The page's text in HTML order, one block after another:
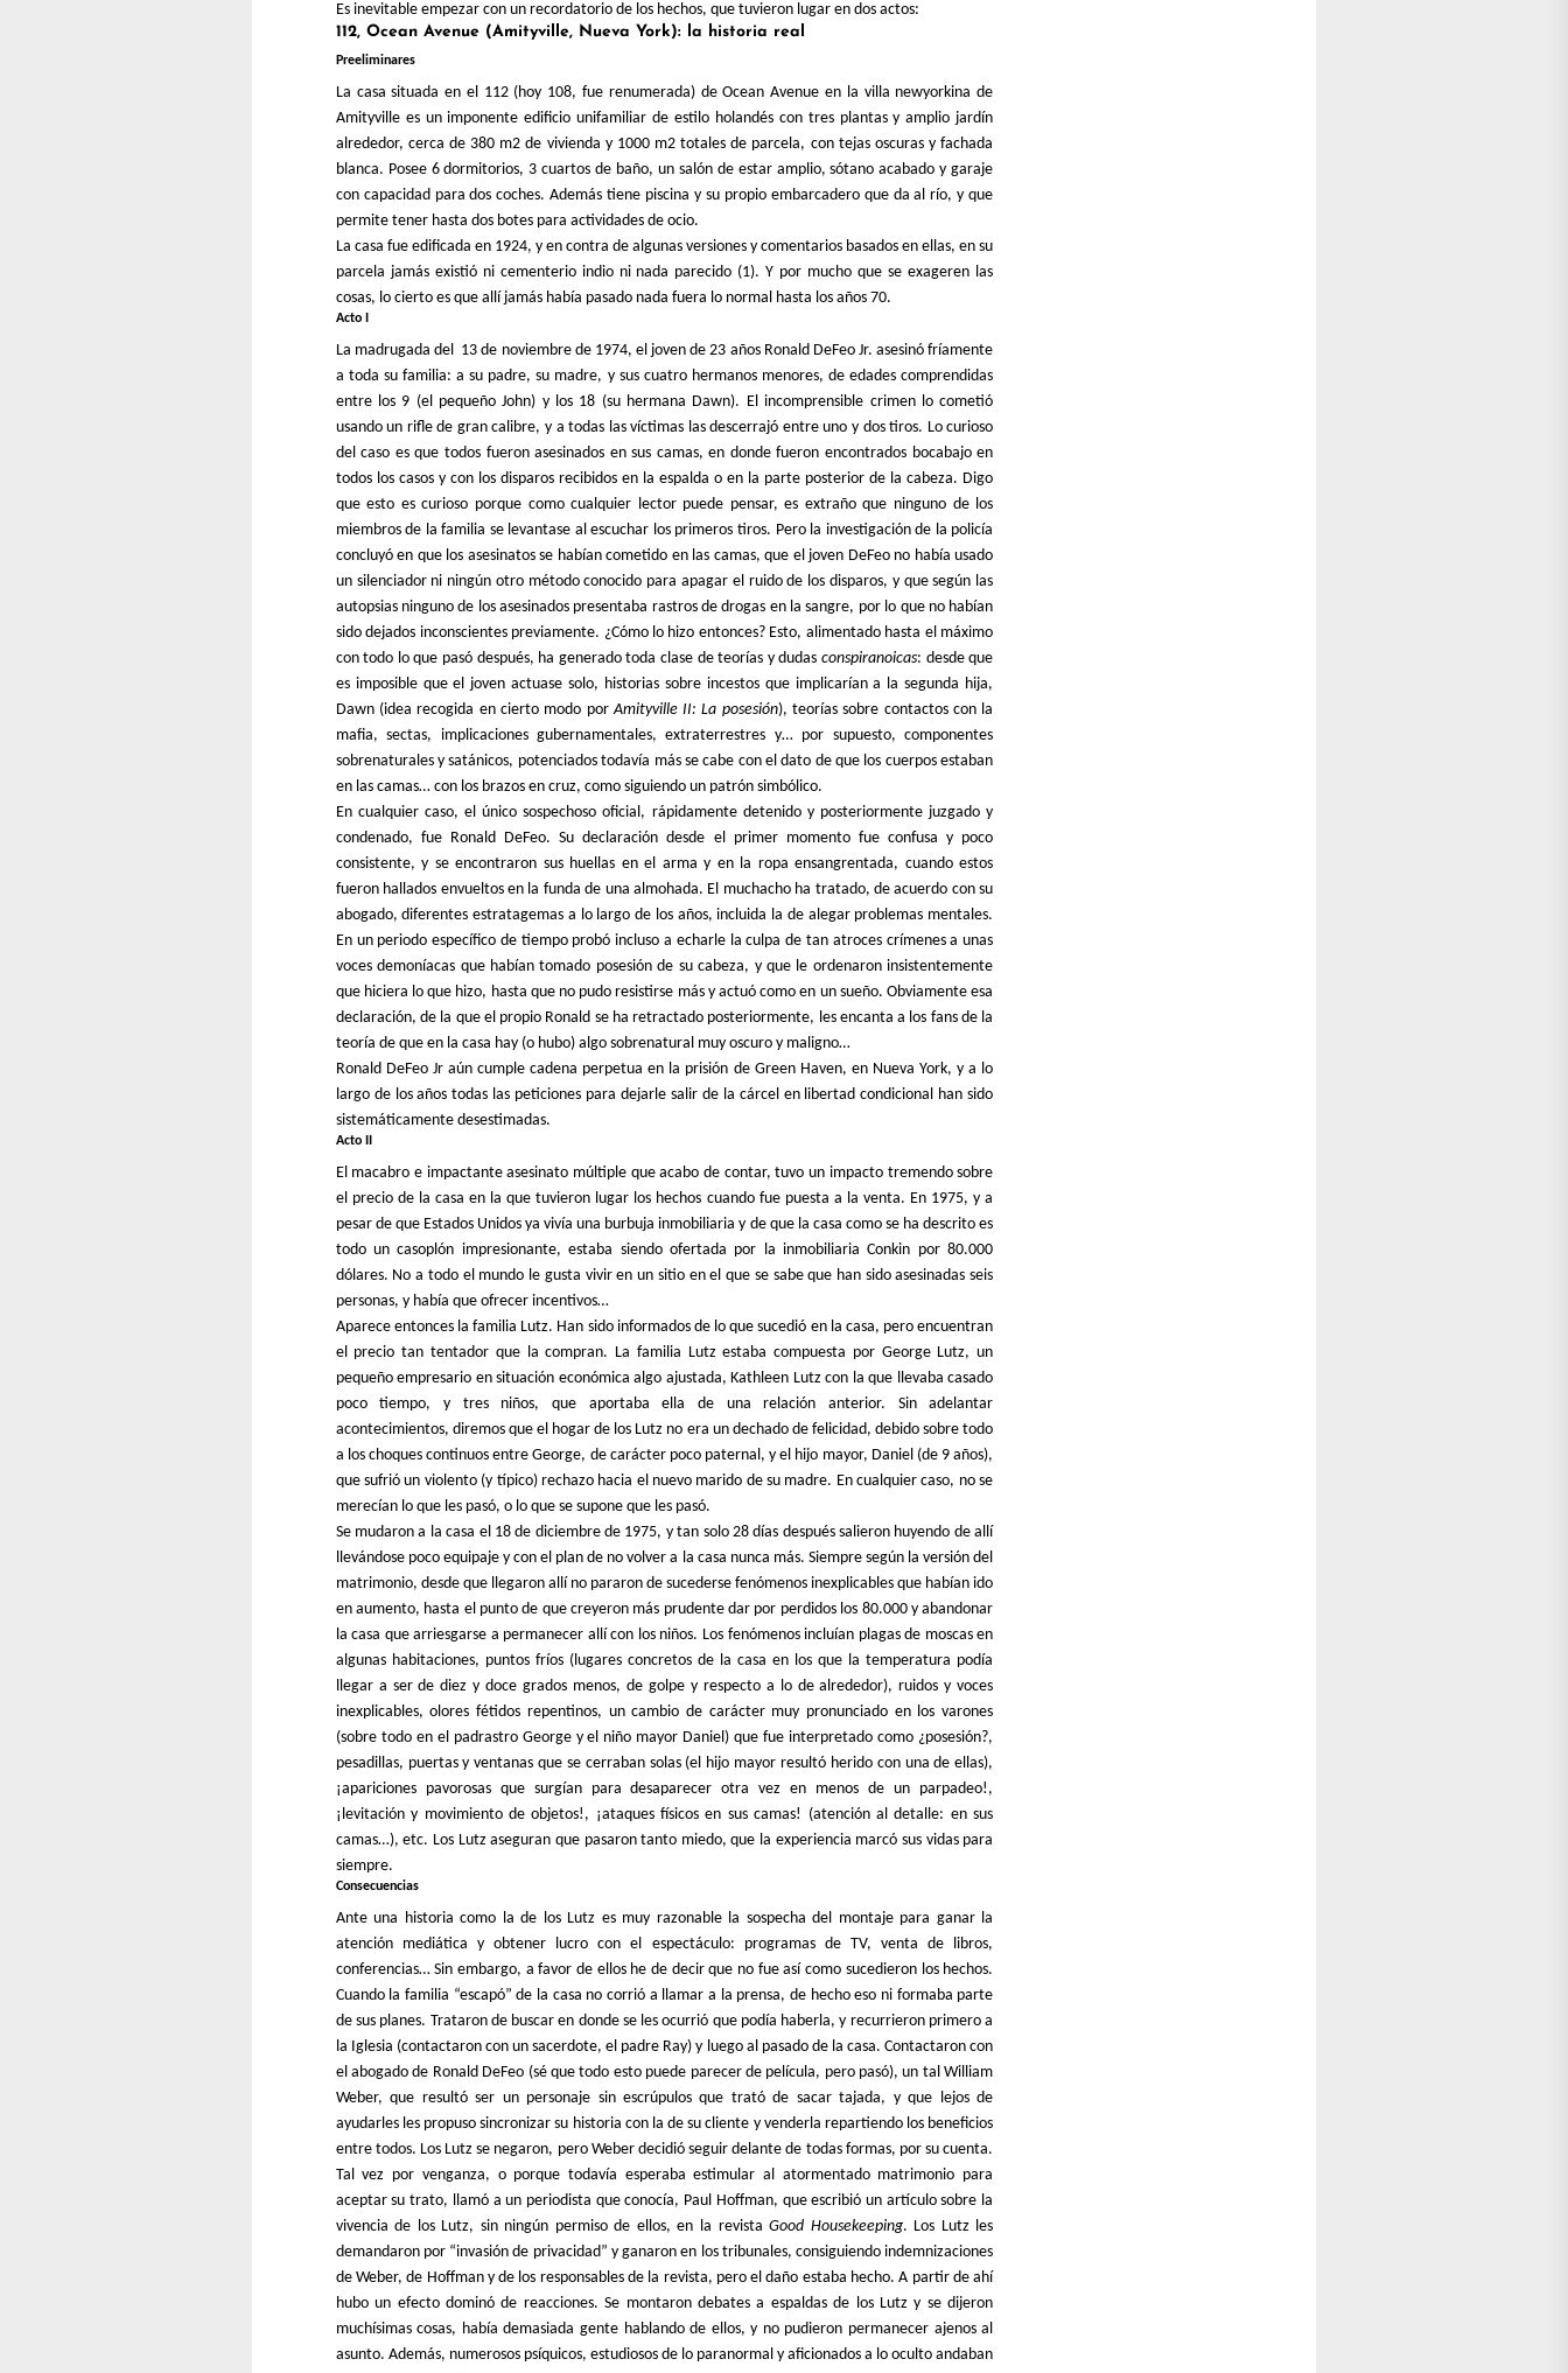
Es inevitable empezar con un recordatorio de los hechos, que tuvieron lugar en dos actos:
112, Ocean Avenue (Amityville, Nueva York): la historia real
Preeliminares
La casa situada en el 112 (hoy 108, fue renumerada) de Ocean Avenue en la villa newyorkina de
Amityville es un imponente edificio unifamiliar de estilo holandés con tres plantas y amplio jardín
alrededor, cerca de 380 m2 de vivienda y 1000 m2 totales de parcela, con tejas oscuras y fachada
blanca. Posee 6 dormitorios, 3 cuartos de baño, un salón de estar amplio, sótano acabado y garaje
con capacidad para dos coches. Además tiene piscina y su propio embarcadero que da al río, y que
permite tener hasta dos botes para actividades de ocio.
La casa fue edificada en 1924, y en contra de algunas versiones y comentarios basados en ellas, en su
parcela jamás existió ni cementerio indio ni nada parecido (1). Y por mucho que se exageren las
cosas, lo cierto es que allí jamás había pasado nada fuera lo normal hasta los años 70.
Acto I
La madrugada del 13 de noviembre de 1974, el joven de 23 años Ronald DeFeo Jr. asesinó fríamente
a toda su familia: a su padre, su madre, y sus cuatro hermanos menores, de edades comprendidas
entre los 9 (el pequeño John) y los 18 (su hermana Dawn). El incomprensible crimen lo cometió
usando un rifle de gran calibre, y a todas las víctimas las descerrajó entre uno y dos tiros. Lo curioso
del caso es que todos fueron asesinados en sus camas, en donde fueron encontrados bocabajo en
todos los casos y con los disparos recibidos en la espalda o en la parte posterior de la cabeza. Digo
que esto es curioso porque como cualquier lector puede pensar, es extraño que ninguno de los
miembros de la familia se levantase al escuchar los primeros tiros. Pero la investigación de la policía
concluyó en que los asesinatos se habían cometido en las camas, que el joven DeFeo no había usado
un silenciador ni ningún otro método conocido para apagar el ruido de los disparos, y que según las
autopsias ninguno de los asesinados presentaba rastros de drogas en la sangre, por lo que no habían
sido dejados inconscientes previamente. ¿Cómo lo hizo entonces? Esto, alimentado hasta el máximo
con todo lo que pasó después, ha generado toda clase de teorías y dudasconspiranoicas: desde que
es imposible que el joven actuase solo, historias sobre incestos que implicarían a la segunda hija,
Dawn (idea recogida en cierto modo porAmityville II: La posesión), teorías sobre contactos con la
mafia, sectas, implicaciones gubernamentales, extraterrestres y… por supuesto, componentes
sobrenaturales y satánicos, potenciados todavía más se cabe con el dato de que los cuerpos estaban
en las camas… con los brazos en cruz, como siguiendo un patrón simbólico.
En cualquier caso, el único sospechoso oficial, rápidamente detenido y posteriormente juzgado y
condenado, fue Ronald DeFeo. Su declaración desde el primer momento fue confusa y poco
consistente, y se encontraron sus huellas en el arma y en la ropa ensangrentada, cuando estos
fueron hallados envueltos en la funda de una almohada. El muchacho ha tratado, de acuerdo con su
abogado, diferentes estratagemas a lo largo de los años, incluida la de alegar problemas mentales.
En un periodo específico de tiempo probó incluso a echarle la culpa de tan atroces crímenes a unas
voces demoníacas que habían tomado posesión de su cabeza, y que le ordenaron insistentemente
que hiciera lo que hizo, hasta que no pudo resistirse más y actuó como en un sueño. Obviamente esa
declaración, de la que el propio Ronald se ha retractado posteriormente, les encanta a los fans de la
teoría de que en la casa hay (o hubo) algo sobrenatural muy oscuro y maligno…
Ronald DeFeo Jr aún cumple cadena perpetua en la prisión de Green Haven, en Nueva York, y a lo
largo de los años todas las peticiones para dejarle salir de la cárcel en libertad condicional han sido
sistemáticamente desestimadas.
Acto II
El macabro e impactante asesinato múltiple que acabo de contar, tuvo un impacto tremendo sobre
el precio de la casa en la que tuvieron lugar los hechos cuando fue puesta a la venta. En 1975, y a
pesar de que Estados Unidos ya vivía una burbuja inmobiliaria y de que la casa como se ha descrito es
todo un casoplón impresionante, estaba siendo ofertada por la inmobiliaria Conkin por 80.000
dólares. No a todo el mundo le gusta vivir en un sitio en el que se sabe que han sido asesinadas seis
personas, y había que ofrecer incentivos…
Aparece entonces la familia Lutz. Han sido informados de lo que sucedió en la casa, pero encuentran
el precio tan tentador que la compran. La familia Lutz estaba compuesta por George Lutz, un
pequeño empresario en situación económica algo ajustada, Kathleen Lutz con la que llevaba casado
poco tiempo, y tres niños, que aportaba ella de una relación anterior. Sin adelantar
acontecimientos, diremos que el hogar de los Lutz no era un dechado de felicidad, debido sobre todo
a los choques continuos entre George, de carácter poco paternal, y el hijo mayor, Daniel (de 9 años),
que sufrió un violento (y típico) rechazo hacia el nuevo marido de su madre. En cualquier caso, no se
merecían lo que les pasó, o lo que se supone que les pasó.
Se mudaron a la casa el 18 de diciembre de 1975, y tan solo 28 días después salieron huyendo de allí
llevándose poco equipaje y con el plan de no volver a la casa nunca más. Siempre según la versión del
matrimonio, desde que llegaron allí no pararon de sucederse fenómenos inexplicables que habían ido
en aumento, hasta el punto de que creyeron más prudente dar por perdidos los 80.000 y abandonar
la casa que arriesgarse a permanecer allí con los niños. Los fenómenos incluían plagas de moscas en
algunas habitaciones, puntos fríos (lugares concretos de la casa en los que la temperatura podía
llegar a ser de diez y doce grados menos, de golpe y respecto a lo de alrededor), ruidos y voces
inexplicables, olores fétidos repentinos, un cambio de carácter muy pronunciado en los varones
(sobre todo en el padrastro George y el niño mayor Daniel) que fue interpretado como ¿posesión?,
pesadillas, puertas y ventanas que se cerraban solas (el hijo mayor resultó herido con una de ellas),
¡apariciones pavorosas que surgían para desaparecer otra vez en menos de un parpadeo!,
¡levitación y movimiento de objetos!, ¡ataques físicos en sus camas! (atención al detalle: en sus
camas…), etc. Los Lutz aseguran que pasaron tanto miedo, que la experiencia marcó sus vidas para
siempre.
Consecuencias
Ante una historia como la de los Lutz es muy razonable la sospecha del montaje para ganar la
atención mediática y obtener lucro con el espectáculo: programas de TV, venta de libros,
conferencias… Sin embargo, a favor de ellos he de decir que no fue así como sucedieron los hechos.
Cuando la familia “escapó” de la casa no corrió a llamar a la prensa, de hecho eso ni formaba parte
de sus planes. Trataron de buscar en donde se les ocurrió que podía haberla, y recurrieron primero a
la Iglesia (contactaron con un sacerdote, el padre Ray) y luego al pasado de la casa. Contactaron con
el abogado de Ronald DeFeo (sé que todo esto puede parecer de película, pero pasó), un tal William
Weber, que resultó ser un personaje sin escrúpulos que trató de sacar tajada, y que lejos de
ayudarles les propuso sincronizar su historia con la de su cliente y venderla repartiendo los beneficios
entre todos. Los Lutz se negaron, pero Weber decidió seguir delante de todas formas, por su cuenta.
Tal vez por venganza, o porque todavía esperaba estimular al atormentado matrimonio para
aceptar su trato, llamó a un periodista que conocía, Paul Hoffman, que escribió un artículo sobre la
vivencia de los Lutz, sin ningún permiso de ellos, en la revistaGood Housekeeping. Los Lutz les
demandaron por “invasión de privacidad” y ganaron en los tribunales, consiguiendo indemnizaciones
de Weber, de Hoffman y de los responsables de la revista, pero el daño estaba hecho. A partir de ahí
hubo un efecto dominó de reacciones. Se montaron debates a espaldas de los Lutz y se dijeron
muchísimas cosas, había demasiada gente hablando de ellos, y no pudieron permanecer ajenos al
asunto. Además, numerosos psíquicos, estudiosos de lo paranormal y aficionados a lo oculto andaban